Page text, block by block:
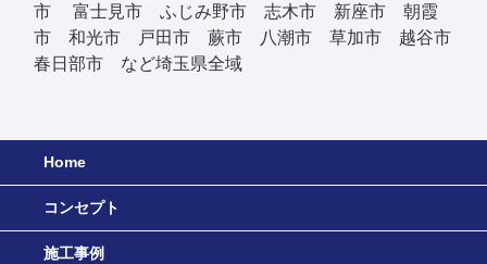
市 富士見市 ふじみ野市 志木市 新座市 朝霞
市 和光市 戸田市 蕨市 八潮市 草加市 越谷市
春日部市 など埼玉県全域
Home
コンセプト
施工事例